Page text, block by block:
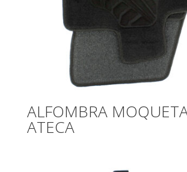
ALFOMBRA
ATECA